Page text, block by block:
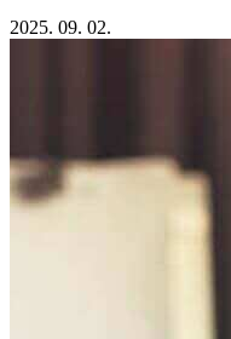
2025. 09. 02.